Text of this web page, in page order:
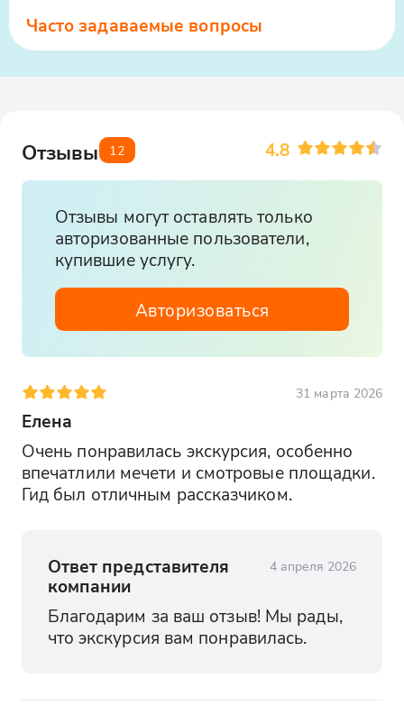
Часто задаваемые вопросы
Отзывы 12 4.8
Отзывы могут оставлять только
авторизованные пользователи,
купившие услугу.
Авторизоваться
31 марта 2026
Елена
Очень понравилась экскурсия, особенно
впечатлили мечети и смотровые площадки.
Гид был отличным рассказчиком.
Ответ представителя
компании
4 апреля 2026
Благодарим за ваш отзыв! Мы рады,
что экскурсия вам понравилась.